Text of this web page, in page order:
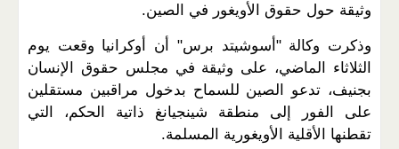
وثيقة حول حقوق الأويغور في الصين.
وذكرت وكالة "أسوشيتد برس" أن أوكرانيا وقعت يوم
الثلاثاء الماضي، على وثيقة في مجلس حقوق الإنسان
بجنيف، تدعو الصين للسماح بدخول مراقبين مستقلين
على الفور إلى منطقة شينجيانغ ذاتية الحكم، التي
تقطنها الأقلية الأويغورية المسلمة.